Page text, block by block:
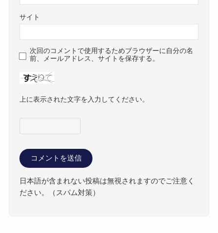
サイト
次回のコメントで使用するためブラウザーに自分の名
前、メールアドレス、サイトを保存する。
上に表示された文字を入力してください。
日本語が含まれない投稿は無視されますのでご注意く
ださい。（スパム対策）